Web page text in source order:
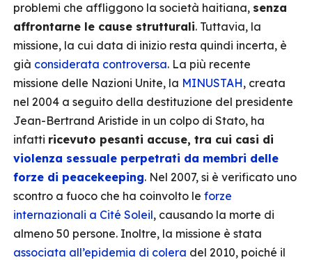
problemi che affliggono la società haitiana, senza
affrontarne le cause strutturali. Tuttavia, la
missione, la cui data di inizio resta quindi incerta, è
già considerata controversa. La più recente
missione delle Nazioni Unite, la MINUSTAH, creata
nel 2004 a seguito della destituzione del presidente
Jean-Bertrand Aristide in un colpo di Stato, ha
infatti ricevuto pesanti accuse, tra cui casi di
violenza sessuale perpetrati da membri delle
forze di peacekeeping. Nel 2007, si è verificato uno
scontro a fuoco che ha coinvolto le forze
internazionali a Cité Soleil, causando la morte di
almeno 50 persone. Inoltre, la missione è stata
associata all’epidemia di colera del 2010, poiché il